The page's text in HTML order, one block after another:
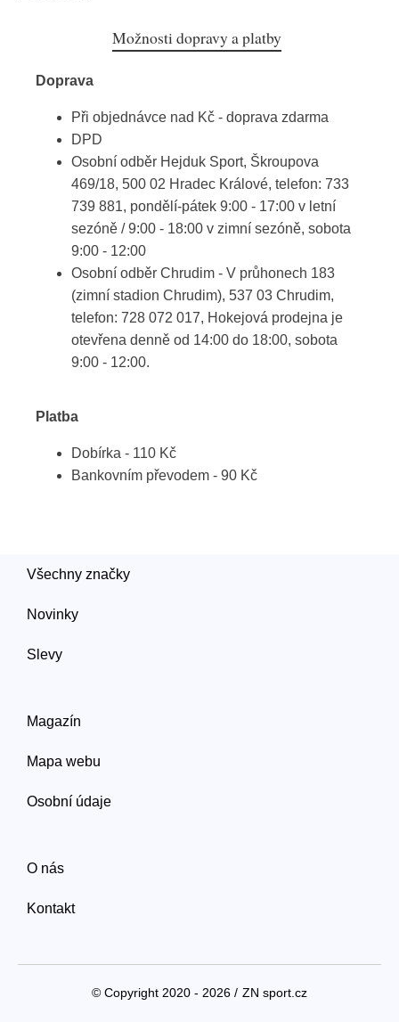
Možnosti dopravy a platby
Doprava
Při objednávce nad Kč - doprava zdarma
DPD
Osobní odběr Hejduk Sport, Škroupova
469/18, 500 02 Hradec Králové, telefon: 733
739 881, pondělí-pátek 9:00 - 17:00 v letní
sezóně / 9:00 - 18:00 v zimní sezóně, sobota
9:00 - 12:00
Osobní odběr Chrudim - V průhonech 183
(zimní stadion Chrudim), 537 03 Chrudim,
telefon: 728 072 017, Hokejová prodejna je
otevřena denně od 14:00 do 18:00, sobota
9:00 - 12:00.
Platba
Dobírka - 110 Kč
Bankovním převodem - 90 Kč
Všechny značky
Novinky
Slevy
Magazín
Mapa webu
Osobní údaje
O nás
Kontakt
© Copyright 2020 - 2026 / ZN sport.cz